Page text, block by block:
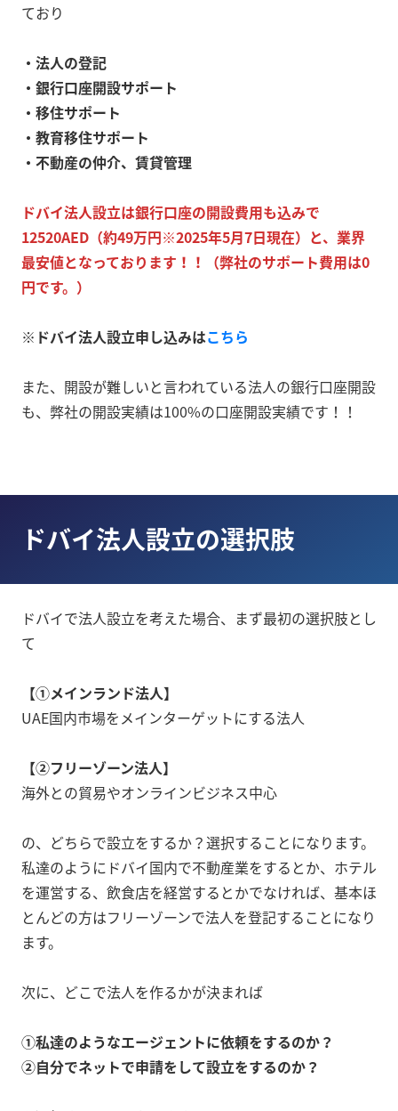
ており
・法人の登記
・銀行口座開設サポート
・移住サポート
・教育移住サポート
・不動産の仲介、賃貸管理
ドバイ法人設立は銀行口座の開設費用も込みで
12520AED（約49万円※2025年5月7日現在）と、業界
最安値となっております！！（弊社のサポート費用は0
円です。）
※ドバイ法人設立申し込みはこちら
また、開設が難しいと言われている法人の銀行口座開設
も、弊社の開設実績は100%の口座開設実績です！！
ドバイ法人設立の選択肢
ドバイで法人設立を考えた場合、まず最初の選択肢とし
て
【①メインランド法人】
UAE国内市場をメインターゲットにする法人
【②フリーゾーン法人】
海外との貿易やオンラインビジネス中心
の、どちらで設立をするか？選択することになります。
私達のようにドバイ国内で不動産業をするとか、ホテル
を運営する、飲食店を経営するとかでなければ、基本ほ
とんどの方はフリーゾーンで法人を登記することになり
ます。
次に、どこで法人を作るかが決まれば
①私達のようなエージェントに依頼をするのか？
②自分でネットで申請をして設立をするのか？